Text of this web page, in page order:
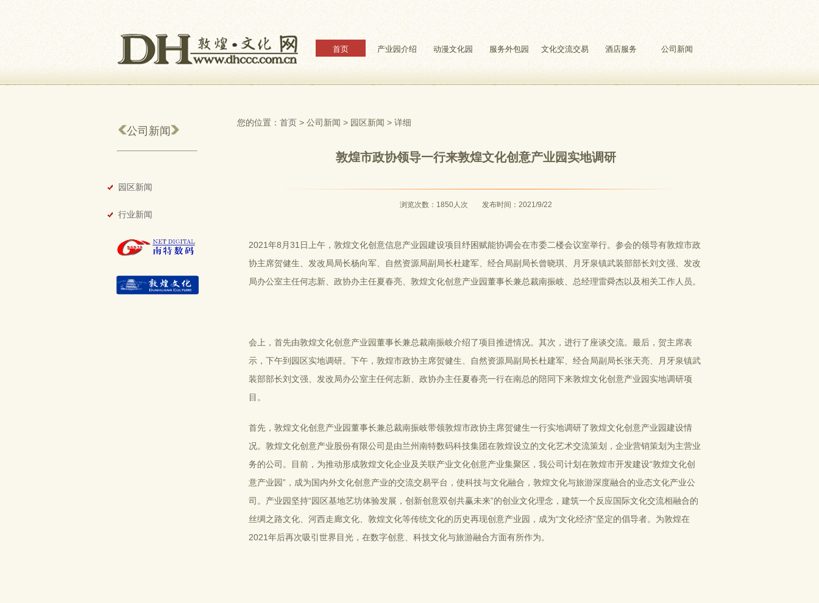
首页 产业园介绍 动漫文化园 服务外包园 文化交流交易 酒店服务 公司新闻
公司新闻
园区新闻
行业新闻
您的位置： 首页 > 公司新闻 > 园区新闻 > 详细
敦煌市政协领导一行来敦煌文化创意产业园实地调研
浏览次数：1850人次 发布时间：2021/9/22
2021年8月31日上午，敦煌文化创意信息产业园建设项目纾困赋能协调会在市委二楼会议室举行。参会的领导有敦煌市政
协主席贺健生、发改局局长杨向军、自然资源局副局长杜建军、经合局副局长曾晓琪、月牙泉镇武装部部长刘文强、发改
局办公室主任何志新、政协办主任夏春亮、敦煌文化创意产业园董事长兼总裁南振岐、总经理雷舜杰以及相关工作人员。
会上，首先由敦煌文化创意产业园董事长兼总裁南振岐介绍了项目推进情况。其次，进行了座谈交流。最后，贺主席表
示，下午到园区实地调研。下午，敦煌市政协主席贺健生、自然资源局副局长杜建军、经合局副局长张天亮、月牙泉镇武
装部部长刘文强、发改局办公室主任何志新、政协办主任夏春亮一行在南总的陪同下来敦煌文化创意产业园实地调研项
目。
首先，敦煌文化创意产业园董事长兼总裁南振岐带领敦煌市政协主席贺健生一行实地调研了敦煌文化创意产业园建设情
况。敦煌文化创意产业股份有限公司是由兰州南特数码科技集团在敦煌设立的文化艺术交流策划，企业营销策划为主营业
务的公司。目前，为推动形成敦煌文化企业及关联产业文化创意产业集聚区，我公司计划在敦煌市开发建设“敦煌文化创
意产业园”，成为国内外文化创意产业的交流交易平台，使科技与文化融合，敦煌文化与旅游深度融合的业态文化产业公
司。产业园坚持“园区基地艺坊体验发展，创新创意双创共赢未来”的创业文化理念，建筑一个反应国际文化交流相融合的
丝绸之路文化、河西走廊文化、敦煌文化等传统文化的历史再现创意产业园，成为“文化经济”坚定的倡导者。为敦煌在
2021年后再次吸引世界目光，在数字创意、科技文化与旅游融合方面有所作为。